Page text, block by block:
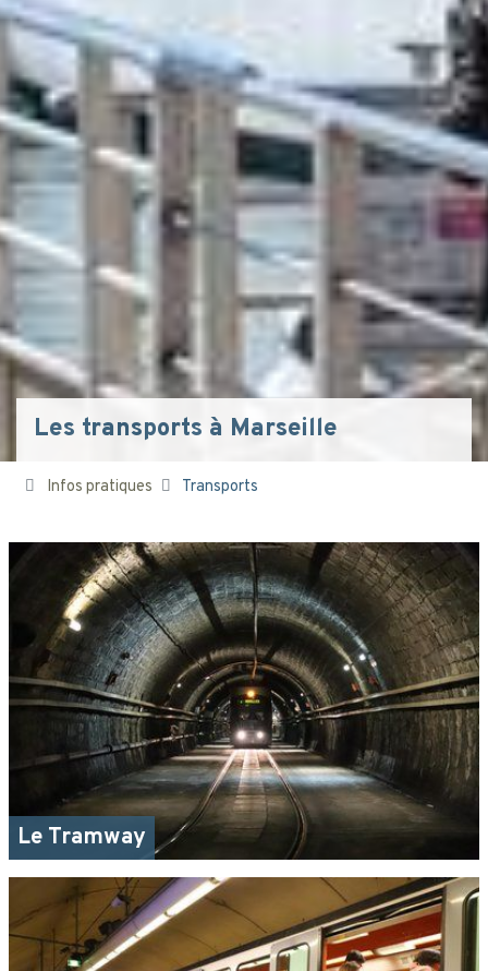
Les transports à Marseille
Infos pratiques Transports
Le Tramway